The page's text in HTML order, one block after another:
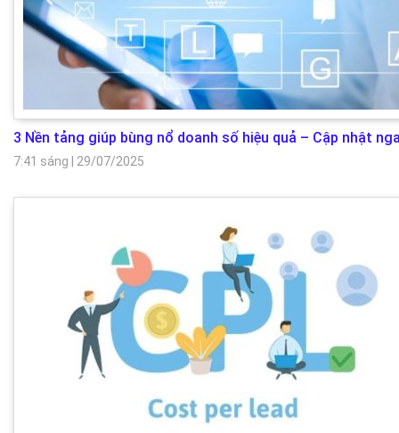
3 Nền tảng giúp bùng nổ doanh số hiệu quả – Cập nhật
7:41 sáng 29/07/2025